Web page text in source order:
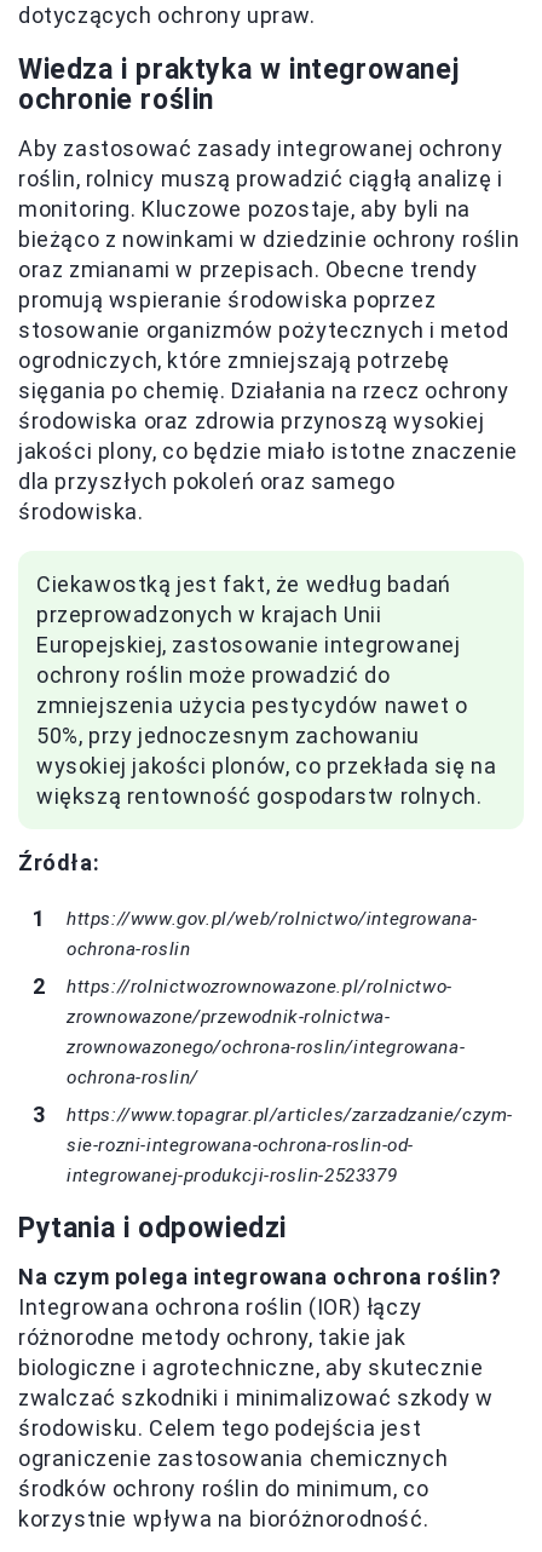
dotyczących ochrony upraw.
Wiedza i praktyka w integrowanej
ochronie roślin
Aby zastosować zasady integrowanej ochrony
roślin, rolnicy muszą prowadzić ciągłą analizę i
monitoring. Kluczowe pozostaje, aby byli na
bieżąco z nowinkami w dziedzinie ochrony roślin
oraz zmianami w przepisach. Obecne trendy
promują wspieranie środowiska poprzez
stosowanie organizmów pożytecznych i metod
ogrodniczych, które zmniejszają potrzebę
sięgania po chemię. Działania na rzecz ochrony
środowiska oraz zdrowia przynoszą wysokiej
jakości plony, co będzie miało istotne znaczenie
dla przyszłych pokoleń oraz samego
środowiska.
Ciekawostką jest fakt, że według badań
przeprowadzonych w krajach Unii
Europejskiej, zastosowanie integrowanej
ochrony roślin może prowadzić do
zmniejszenia użycia pestycydów nawet o
50%, przy jednoczesnym zachowaniu
wysokiej jakości plonów, co przekłada się na
większą rentowność gospodarstw rolnych.
Źródła:
https://www.gov.pl/web/rolnictwo/integrowana-
ochrona-roslin
https://rolnictwozrownowazone.pl/rolnictwo-
zrownowazone/przewodnik-rolnictwa-
zrownowazonego/ochrona-roslin/integrowana-
ochrona-roslin/
https://www.topagrar.pl/articles/zarzadzanie/czym-
sie-rozni-integrowana-ochrona-roslin-od-
integrowanej-produkcji-roslin-2523379
Pytania i odpowiedzi
Na czym polega integrowana ochrona roślin?
Integrowana ochrona roślin (IOR) łączy
różnorodne metody ochrony, takie jak
biologiczne i agrotechniczne, aby skutecznie
zwalczać szkodniki i minimalizować szkody w
środowisku. Celem tego podejścia jest
ograniczenie zastosowania chemicznych
środków ochrony roślin do minimum, co
korzystnie wpływa na bioróżnorodność.